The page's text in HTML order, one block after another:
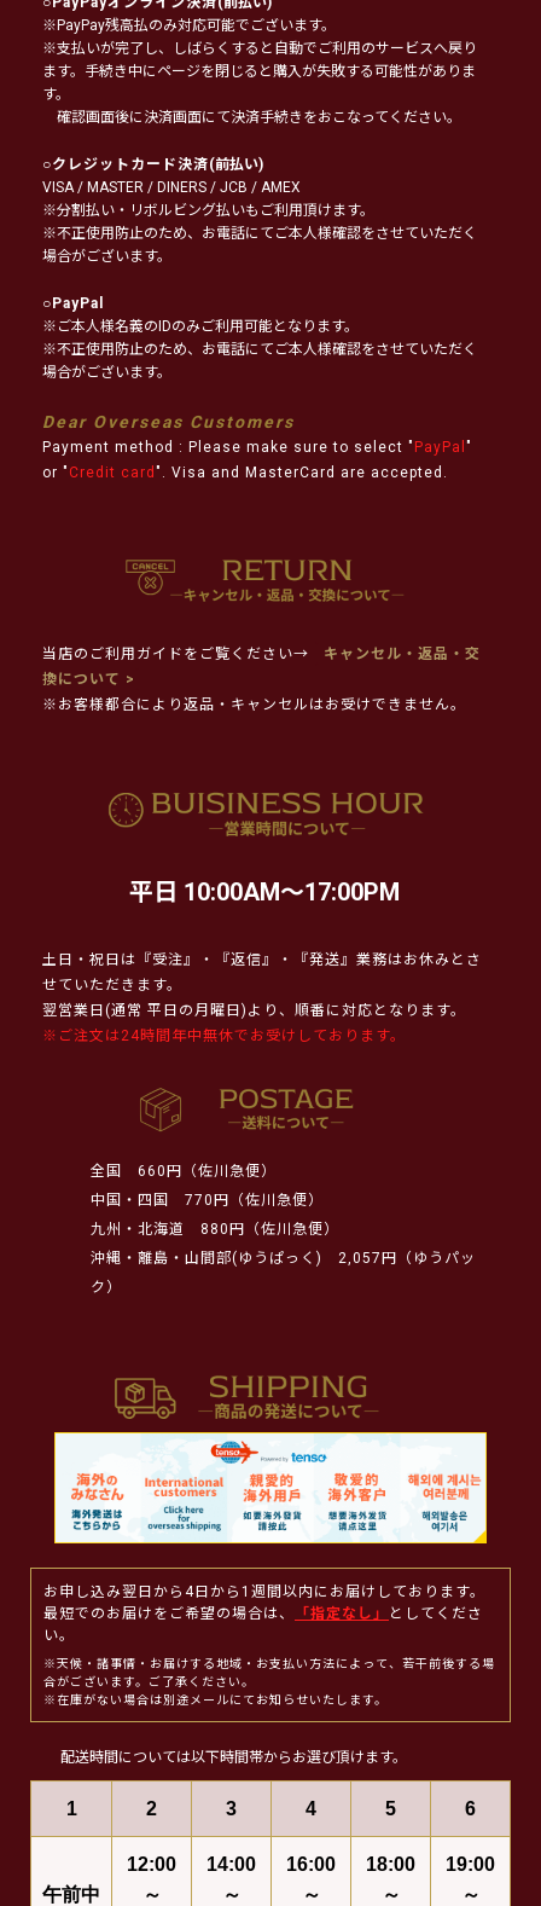
※PayPay残高払のみ対応可能でございます。
※支払いが完了し、しばらくすると自動でご利用のサービスへ戻り
ます。手続き中にページを閉じると購入が失敗する可能性がありま
す。
確認画面後に決済画面にて決済手続きをおこなってください。
○クレジットカード決済(前払い)
VISA / MASTER / DINERS / JCB / AMEX
※分割払い・リボルビング払いもご利用頂けます。
※不正使用防止のため、お電話にてご本人様確認をさせていただく
場合がございます。
○PayPal
※ご本人様名義のIDのみご利用可能となります。
※不正使用防止のため、お電話にてご本人様確認をさせていただく
場合がございます。
Dear Overseas Customers
Payment method : Please make sure to select " PayPal "
or " Credit card ". Visa and MasterCard are accepted.
当店のご利用ガイドをご覧ください→
キャンセル・返品・交
換について >
※お客様都合により返品・キャンセルはお受けできません。
平日 10:00AM～17:00PM
土日・祝日は『受注』・『返信』・『発送』業務はお休みとさ
せていただきます。
翌営業日(通常 平日の月曜日)より、順番に対応となります。
※ご注文は24時間年中無休でお受けしております。
全国
660円（佐川急便）
中国・四国
770円（佐川急便）
九州・北海道
880円（佐川急便）
沖縄・離島・山間部(ゆうぱっく)
2,057円（ゆうパッ
ク）
お申し込み翌日から4日から1週間以内にお届けしております。
最短でのお届けをご希望の場合は、
「指定なし」
としてくださ
い。
※天候・諸事情・お届けする地域・お支払い方法によって、若干前後する場
合がございます。ご了承ください。
※在庫がない場合は別途メールにてお知らせいたします。
配送時間については以下時間帯からお選び頂けます。
1 2 3 4 5 6
午前中
12:00
～
14:00
～
16:00
～
18:00
～
19:00
～